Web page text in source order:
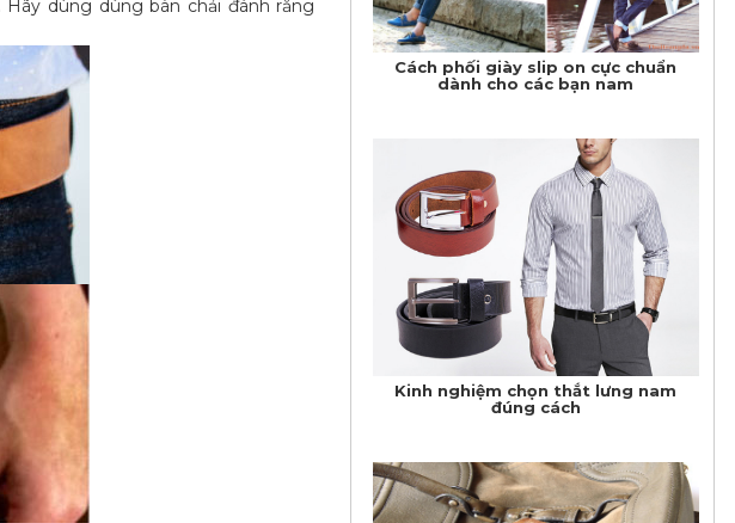
dùng dùng bàn chải đánh răng
Cách phối giày slip on cực chuẩn
dành cho các bạn nam
Kinh nghiệm chọn thắt lưng nam
đúng cách